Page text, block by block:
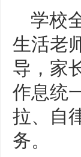
学校
生活老
导，家
作息统
拉、自
务。